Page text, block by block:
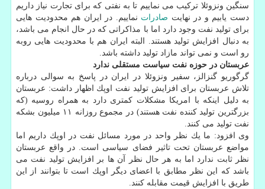
سنگین ونزوئلا تركیب می نماییم تا به نفتی كه برای تجارت نیاز داریم
دست یابیم و در نهایت صادرات نماییم. در ایران هم محدودیت هایی
برای تولید نفت وجود دارد اما با مذاكراتی كه در حال انجام می باشد،
به دنبال افزایش تولید هستند. البته ایران هم با محدودیت هایی روبه
رو است و نمی تواند مازاد تولید داشته باشد.
عربستان در حوزه نفت سیاست مستقلی ندارد
گرگوریو گنزالز، سفیر ونزوئلا در ایران در پاسخ به سوالی درباره
تلاش عربستان برای افزایش تولید نفت اوپك اظهار داشت: عربستان
به دلیل اینكه با امریكا مشكلات كمتری دارد به همراه روسیه (كه
بزرگترین تولید كننده نفت هستند) در مجموع روزانه ۱۱ میلیون بشكه
نفت تولید می كنند.
وی افزود: ما یك نظر واحد در مورد مسائل نفت در اوپك داریم اما
مواضع عربستان تحت تاثیر فضای سیاسی است. در واقع عربستان
نظر ثابت ندارد اما به هر حال نظر آن ها بر افزایش تولید نفت می
باشد كه این نظر مطابق با اعضای دیگر اوپك است تا بتوانند از این
طریق با افزایش قیمت مقابله كنند.